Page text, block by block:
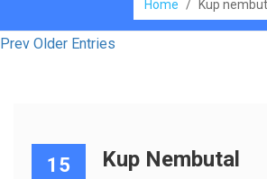
Home / Kup
Prev Older Entries
15
Kup Nembutal